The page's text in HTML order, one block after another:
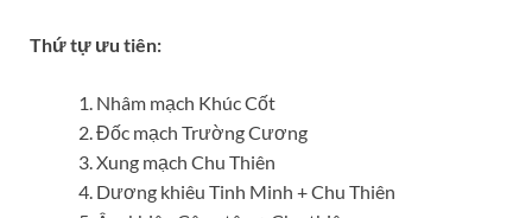
Thứ tự ưu tiên:
Nhâm mạch Khúc Cốt
Đốc mạch Trường Cương
Xung mạch Chu Thiên
Dương khiêu Tinh Minh + Chu Thiên